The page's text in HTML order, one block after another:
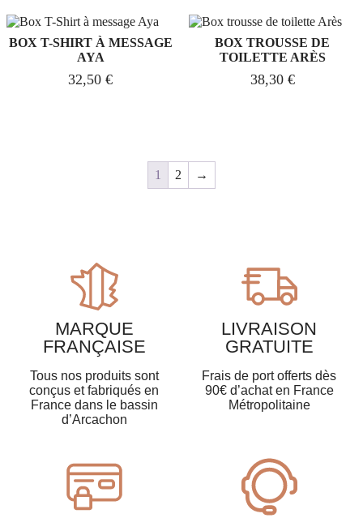
BOX T-SHIRT À MESSAGE
AYA
32,50€
BOX TROUSSE DE
TOILETTE ARÈS
38,30 €
1 2 →
MARQUE
FRANÇAISE
Tous nos produits sont
conçus et fabriqués en
France dans le bassin
d’Arcachon
LIVRAISON
GRATUITE
Frais de port offerts dès
90€ d’achat en France
Métropolitaine